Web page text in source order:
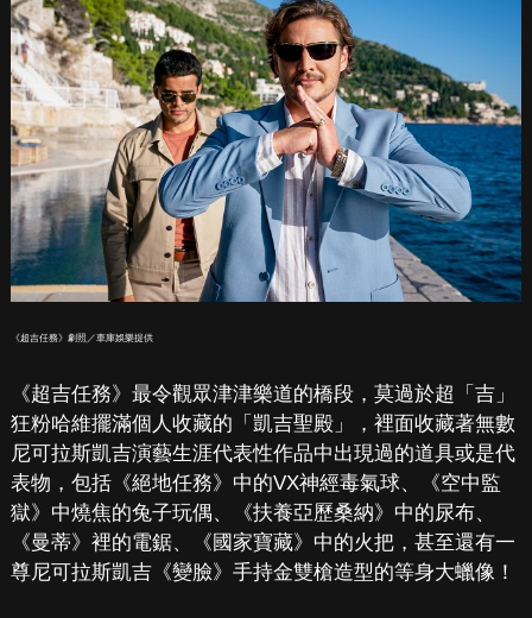
《超吉任務》劇照／車庫娛樂提供
《超吉任務》最令觀眾津津樂道的橋段，莫過於超「吉」
狂粉哈維擺滿個人收藏的「凱吉聖殿」，裡面收藏著無數
尼可拉斯凱吉演藝生涯代表性作品中出現過的道具或是代
表物，包括《絕地任務》中的VX神經毒氣球、《空中監
獄》中燒焦的兔子玩偶、《扶養亞歷桑納》中的尿布、
《曼蒂》裡的電鋸、《國家寶藏》中的火把，甚至還有一
尊尼可拉斯凱吉《變臉》手持金雙槍造型的等身大蠟像！